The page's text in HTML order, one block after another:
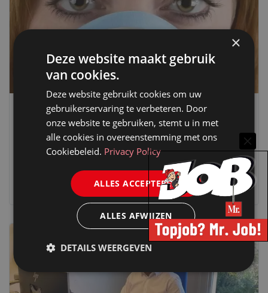
SNELRECHT ARBEIDSRECHT
MONDKAPJES OP DE WERKVLOER:
VERPLICHTEN, VERBIEDEN OF TOESTAAN?
Paul Boontje
×
Deze website maakt gebruik
van cookies.
Deze website gebruikt cookies om uw
gebruikerservaring te verbeteren. Door
onze website te gebruiken, stemt u in met
alle cookies in overeenstemming met ons
Cookiebeleid. Privacy Policy
ALLES ACCEPTEREN
ALLES AFWIJZEN
DETAILS WEERGEVEN